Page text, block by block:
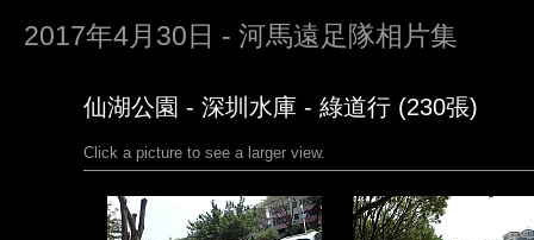
2017年4月30日 - 河馬遠足隊相片集
仙湖公園 - 深圳水庫 - 綠道行 (230張)
Click a picture to see a larger view.